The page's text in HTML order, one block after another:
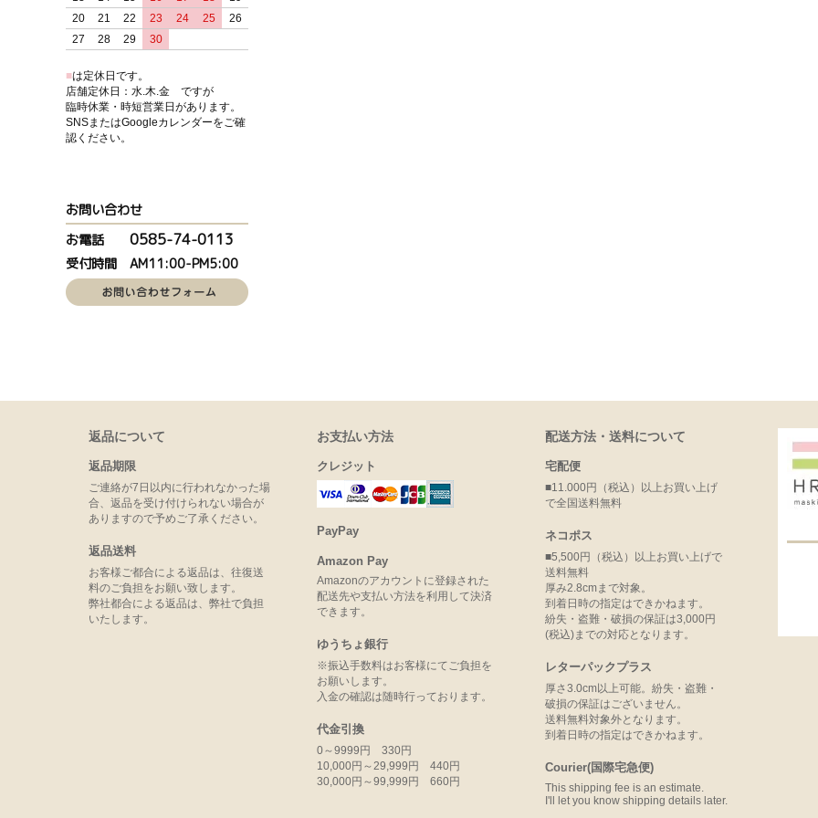
20
21 22 23 24 25
26
27
28 29 30
■は定休日です。
店舗定休日：水.木.金 ですが
臨時休業・時短営業日があります。
SNSまたはGoogleカレンダーをご確
認ください。
お問い合わせ
お電話 0585-74-0113
受付時間 AM11:00-PM5:00
返品について
返品期限
ご連絡が7日以内に行われなかった場
合、返品を受け付けられない場合が
ありますので予めご了承ください。
返品送料
お客様ご都合による返品は、往復送
料のご負担をお願い致します。
弊社都合による返品は、弊社で負担
いたします。
お支払い方法
クレジット
PayPay
Amazon Pay
Amazonのアカウントに登録された
配送先や支払い方法を利用して決済
できます。
ゆうちょ銀行
※振込手数料はお客様にてご負担を
お願いします。
入金の確認は随時行っております。
代金引換
0～9999円 330円
10,000円～29,999円 440円
30,000円～99,999円 660円
配送方法・送料について
宅配便
■11.000円（税込）以上お買い上げ
で全国送料無料
ネコポス
■5,500円（税込）以上お買い上げで
送料無料
厚み2.8cmまで対象。
到着日時の指定はできかねます。
紛失・盗難・破損の保証は3,000円
(税込)までの対応となります。
レターパックプラス
厚さ3.0cm以上可能。紛失・盗難・
破損の保証はございません。
送料無料対象外となります。
到着日時の指定はできかねます。
Courier(国際宅急便)
This shipping fee is an estimate.
I'll let you know shipping details later.